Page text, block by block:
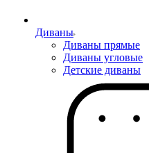
Диваны
Диваны прямые
Диваны угловые
Детские диваны